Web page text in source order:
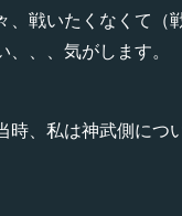
、戦いたくなくて（
、、、気がします。
時、私は神武側につ